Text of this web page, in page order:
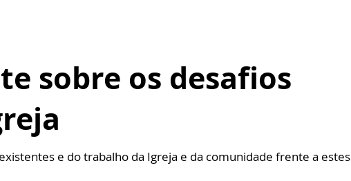
sobre os desafios
e do trabalho da Igreja e da comunidade frente a estes